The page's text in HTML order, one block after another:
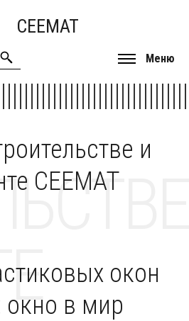
CEEMAT
Меню
и
CEEMAT
окон
окно в мир